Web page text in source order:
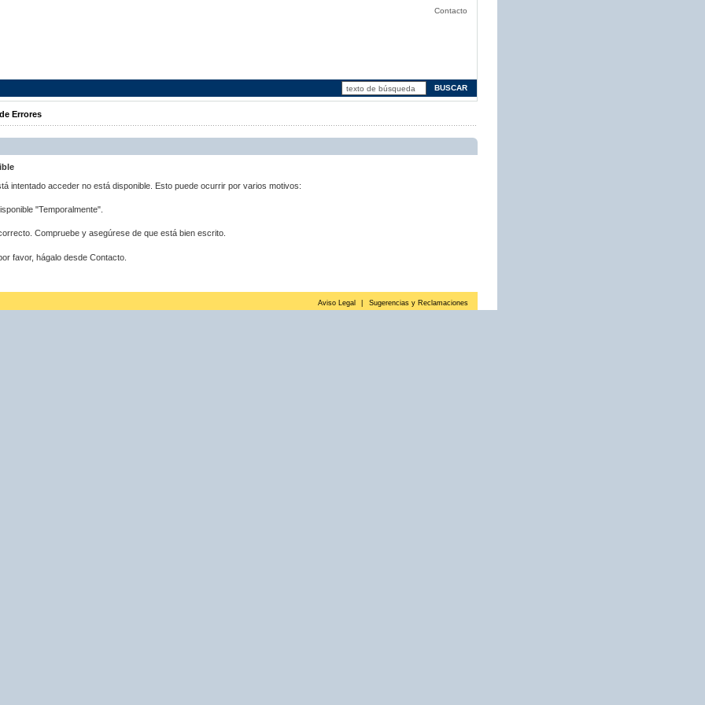
Contacto
Errores
intentado acceder no está disponible. Esto puede ocurrir por varios motivos:
"Temporalmente".
Compruebe y asegúrese de que está bien escrito.
favor, hágalo desde Contacto.
Aviso Legal Sugerencias y Reclamaciones